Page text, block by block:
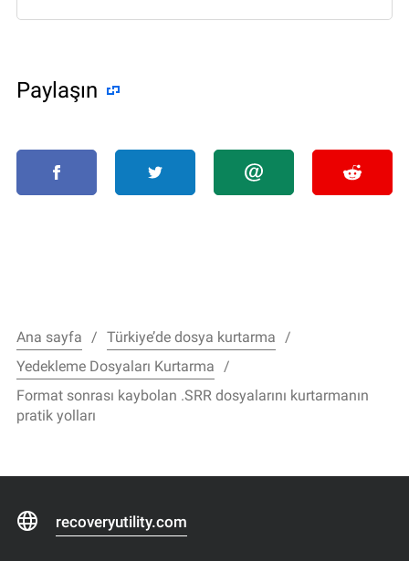
Paylaşın
Ana sayfa
Türkiye’de dosya kurtarma
Yedekleme Dosyaları Kurtarma
Format sonrası kaybolan .SRR dosyalarını kurtarmanın
pratik yolları
recoveryutility.com